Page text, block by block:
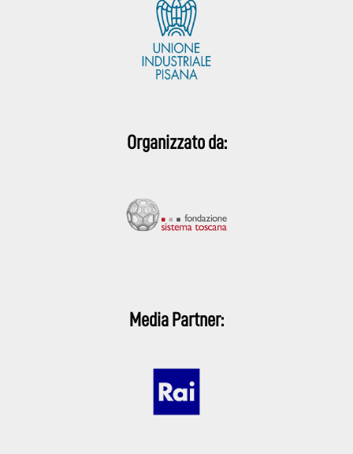
Organizzato da:
Media Partner: